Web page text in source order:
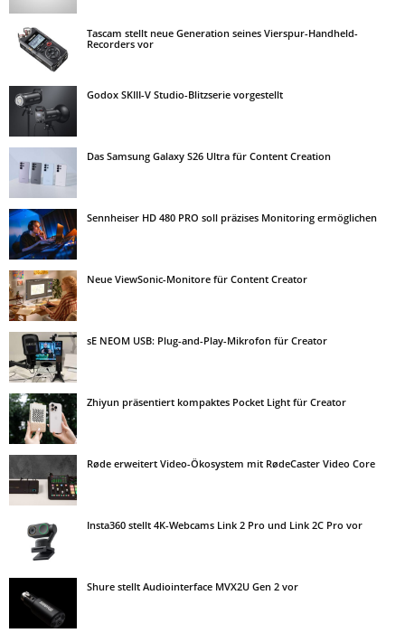
Tascam stellt neue Generation seines Vierspur-Handheld-
Recorders vor
Godox SKIII-V Studio-Blitzserie vorgestellt
Das Samsung Galaxy S26 Ultra für Content Creation
Sennheiser HD 480 PRO soll präzises Monitoring ermöglichen
Neue ViewSonic-Monitore für Content Creator
sE NEOM USB: Plug-and-Play-Mikrofon für Creator
Zhiyun präsentiert kompaktes Pocket Light für Creator
Røde erweitert Video-Ökosystem mit RødeCaster Video Core
Insta360 stellt 4K-Webcams Link 2 Pro und Link 2C Pro vor
Shure stellt Audiointerface MVX2U Gen 2 vor